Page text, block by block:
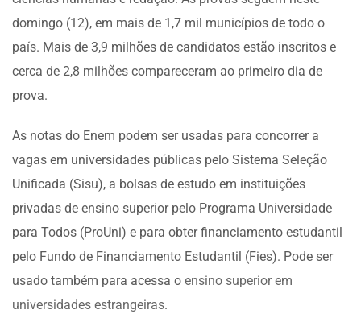
domingo (12), em mais de 1,7 mil municípios de todo o
país. Mais de 3,9 milhões de candidatos estão inscritos e
cerca de 2,8 milhões compareceram ao primeiro dia de
prova.
As notas do Enem podem ser usadas para concorrer a
vagas em universidades públicas pelo Sistema Seleção
Unificada (Sisu), a bolsas de estudo em instituições
privadas de ensino superior pelo Programa Universidade
para Todos (ProUni) e para obter financiamento estudantil
pelo Fundo de Financiamento Estudantil (Fies). Pode ser
usado também para acessa o ensino superior em
universidades estrangeiras.